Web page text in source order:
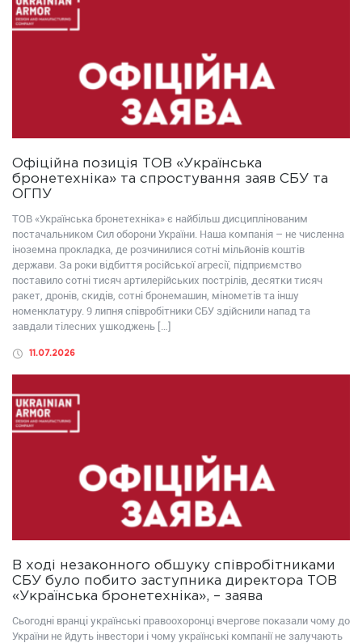
Офіційна позиція ТОВ «Українська
бронетехніка» та спростування заяв СБУ та
ОГПУ
ТОВ «Українська бронетехніка» є найбільш дисциплінованим
постачальником Сил оборони України. Наша компанія – не численна
іноземна прокладка, де розчинилися сотні мільйонів коштів
держави. За роки відбиття російської агресії, підприємство
поставило сотні тисяч артилерійських пострілів, десятки тисяч
ракет, дронів, скидів, сотні бронемашин, мінометів та іншу
номенклатуру. 9 липня співробітники СБУ здійснили напад та
завдали тілесних ушкоджень […]
11.07.2026
В ході незаконного обшуку співробітниками
СБУ було побито заступника директора ТОВ
«Українська бронетехніка», – заява
Сьогодні вранці українські правоохоронці вчергове показали чому до
України не йдуть інвестори і чому українські компанії не залучають